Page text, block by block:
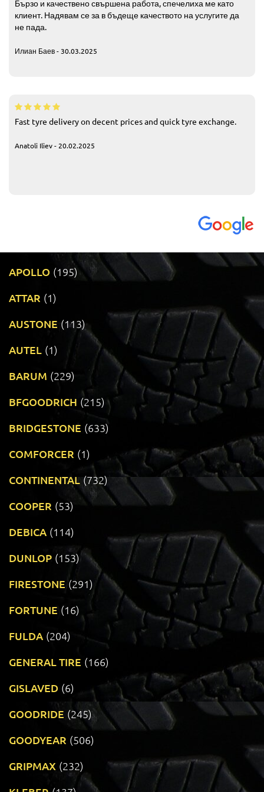
Бързо и качествено свършена работа, спечелиха ме като
клиент. Надявам се за в бъдеще качеството на услугите да
не пада.
Илиан Баев - 30.03.2025
Fast tyre delivery on decent prices and quick tyre exchange.
Anatoli Iliev - 20.02.2025
APOLLO (195)
ATTAR (1)
AUSTONE (113)
AUTEL (1)
BARUM (229)
BFGOODRICH (215)
BRIDGESTONE (633)
COMFORCER (1)
CONTINENTAL (732)
COOPER (53)
DEBICA (114)
DUNLOP (153)
FIRESTONE (291)
FORTUNE (16)
FULDA (204)
GENERAL TIRE (166)
GISLAVED (6)
GOODRIDE (245)
GOODYEAR (506)
GRIPMAX (232)